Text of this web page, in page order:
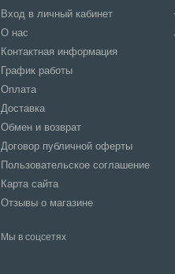
Вход в личный кабинет
О нас
Контактная информация
График работы
Оплата
Доставка
Обмен и возврат
Договор публичной оферты
Пользовательское соглашение
Карта сайта
Отзывы о магазине
Мы в соцсетях